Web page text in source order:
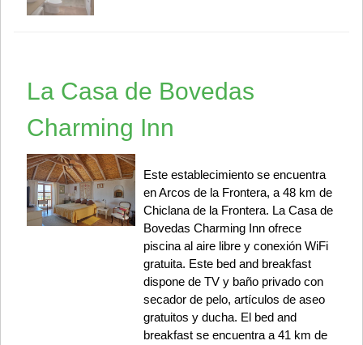
La Casa de Bovedas
Charming Inn
Este establecimiento se encuentra
en Arcos de la Frontera, a 48 km de
Chiclana de la Frontera. La Casa de
Bovedas Charming Inn ofrece
piscina al aire libre y conexión WiFi
gratuita. Este bed and breakfast
dispone de TV y baño privado con
secador de pelo, artículos de aseo
gratuitos y ducha. El bed and
breakfast se encuentra a 41 km de